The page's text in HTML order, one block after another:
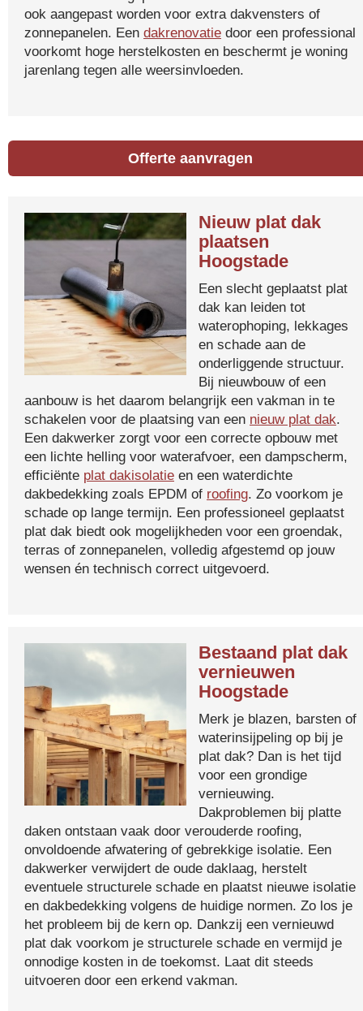
ook aangepast worden voor extra dakvensters of
zonnepanelen. Een dakrenovatie door een professional
voorkomt hoge herstelkosten en beschermt je woning
jarenlang tegen alle weersinvloeden.
Offerte aanvragen
Nieuw plat dak
plaatsen
Hoogstade
Een slecht geplaatst plat
dak kan leiden tot
waterophoping, lekkages
en schade aan de
onderliggende structuur.
Bij nieuwbouw of een
aanbouw is het daarom belangrijk een vakman in te
schakelen voor de plaatsing van een nieuw plat dak.
Een dakwerker zorgt voor een correcte opbouw met
een lichte helling voor waterafvoer, een dampscherm,
efficiënte plat dakisolatie en een waterdichte
dakbedekking zoals EPDM of roofing. Zo voorkom je
schade op lange termijn. Een professioneel geplaatst
plat dak biedt ook mogelijkheden voor een groendak,
terras of zonnepanelen, volledig afgestemd op jouw
wensen én technisch correct uitgevoerd.
Bestaand plat dak
vernieuwen
Hoogstade
Merk je blazen, barsten of
waterinsijpeling op bij je
plat dak? Dan is het tijd
voor een grondige
vernieuwing.
Dakproblemen bij platte
daken ontstaan vaak door verouderde roofing,
onvoldoende afwatering of gebrekkige isolatie. Een
dakwerker verwijdert de oude daklaag, herstelt
eventuele structurele schade en plaatst nieuwe isolatie
en dakbedekking volgens de huidige normen. Zo los je
het probleem bij de kern op. Dankzij een vernieuwd
plat dak voorkom je structurele schade en vermijd je
onnodige kosten in de toekomst. Laat dit steeds
uitvoeren door een erkend vakman.